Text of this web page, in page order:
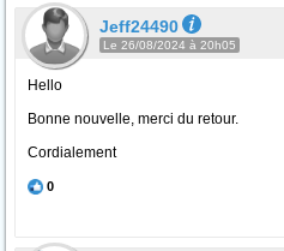
Jeff24490
Le 26/08/2024 à 20h05
Hello
Bonne nouvelle, merci du retour.
Cordialement
0